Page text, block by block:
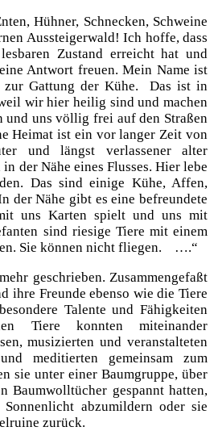
Hühner, Schnecken, Schweine
Aussteigerwald! Ich hoffe, dass
Zustand erreicht hat und
Antwort freuen. Mein Name ist
zur Gattung der Kühe. Das ist in
wir hier heilig sind und machen
uns völlig frei auf den Straßen
Heimat ist ein vor langer Zeit von
und längst verlassener alter
der Nähe eines Flusses. Hier lebe
Das sind einige Kühe, Affen,
der Nähe gibt es eine befreundete
uns Karten spielt und uns mit
sind riesige Tiere mit einem
Sie können nicht fliegen. ….“
geschrieben. Zusammengefaßt
ihre Freunde ebenso wie die Tiere
Talente und Fähigkeiten
Tiere konnten miteinander
musizierten und veranstalteten
meditierten gemeinsam zum
sie unter einer Baumgruppe, über
Baumwolltücher gespannt hatten,
abzumildern oder sie
zurück.